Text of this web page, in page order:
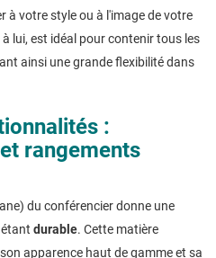
à votre style ou à l'image de votre
lui, est idéal pour contenir tous les
ainsi une grande flexibilité dans
:
rangements
du conférencier donne une
durable. Cette matière
apparence haut de gamme et sa